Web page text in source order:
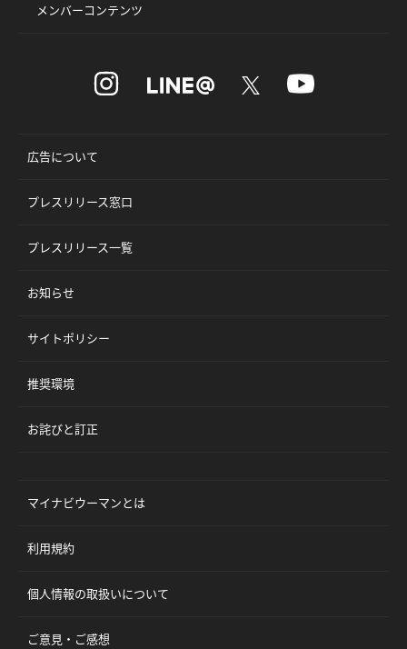
メンバーコンテンツ
広告について
プレスリリース窓口
プレスリリース一覧
お知らせ
サイトポリシー
推奨環境
お詫びと訂正
マイナビウーマンとは
利用規約
個人情報の取扱いについて
ご意見・ご感想